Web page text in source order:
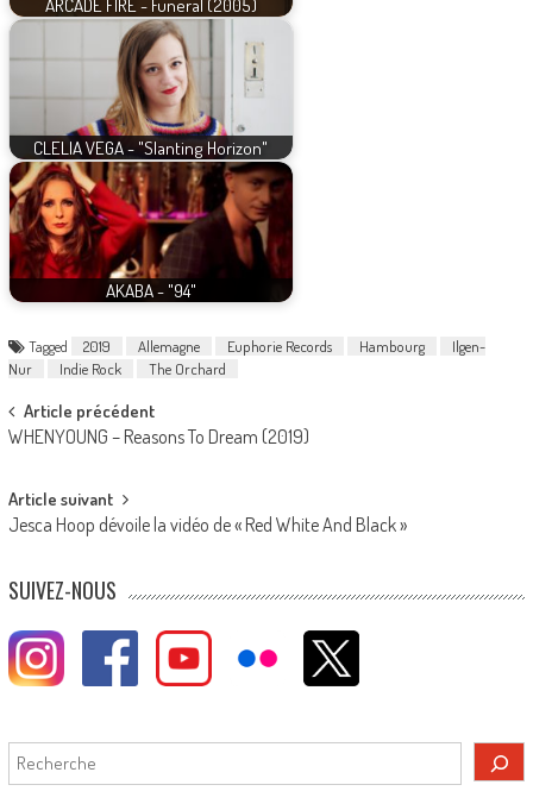
ARCADE FIRE - Funeral (2005)
CLELIA VEGA - "Slanting Horizon"
AKABA - "94"
Tagged 2019 Allemagne Euphorie Records Hambourg
Ilgen-
Nur
Indie Rock The Orchard
Post
navigation
Article précédent
WHENYOUNG – Reasons To Dream (2019)
Article suivant
Jesca Hoop dévoile la vidéo de « Red White And Black »
SUIVEZ-NOUS
Rechercher